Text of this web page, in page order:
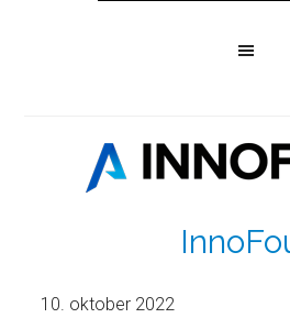
10. oktober 2022